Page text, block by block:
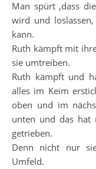
Man spürt ,dass
wird und
kann.
Ruth kämpft mit
sie umtreiben.
Ruth kämpft und
alles im Keim
oben und im
unten und das hat
getrieben.
Denn nicht nur
Umfeld.